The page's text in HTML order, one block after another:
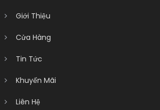
Giới Thiệu
Cửa Hàng
Tin Tức
Khuyến Mãi
Liên Hệ